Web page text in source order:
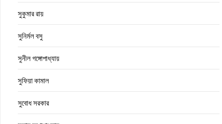
সুকুমার রায়
সুনির্মল বসু
সুনীল গঙ্গোপাধ্যায়
সুফিয়া কামাল
সুবোধ সরকার